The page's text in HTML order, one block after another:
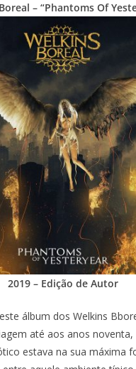
– “Phantoms Of
2019 – Edição de Autor
álbum dos Welkins
até aos anos noventa,
estava na sua máxima